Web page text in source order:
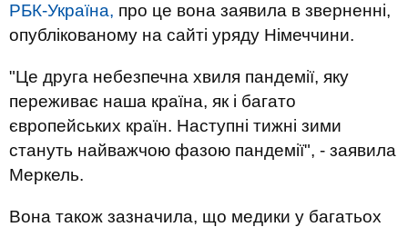
РБК-Україна, про це вона заявила в зверненні,
опублікованому на сайті уряду Німеччини.
"Це друга небезпечна хвиля пандемії, яку
переживає наша країна, як і багато
європейських країн. Наступні тижні зими
стануть найважчою фазою пандемії", - заявила
Меркель.
Вона також зазначила, що медики у багатьох